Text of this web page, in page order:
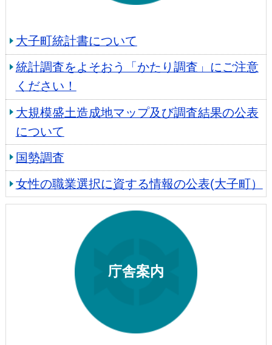
大子町統計書について
統計調査をよそおう「かたり調査」にご注意
ください！
大規模盛土造成地マップ及び調査結果の公表
について
国勢調査
女性の職業選択に資する情報の公表(大子町）
庁舎案内